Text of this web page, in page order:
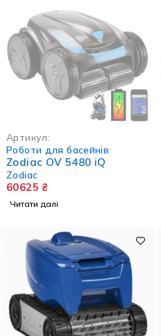
Артикул:
Роботи для басейнів
Zodiac OV 5480 iQ
Zodiac
60625₴
Читати далі